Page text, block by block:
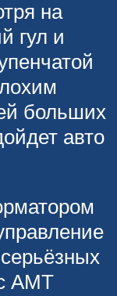
на
гул и
больших
авто
АМТ